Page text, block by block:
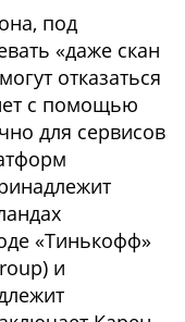
под
«даже скан
отказаться
с помощью
для сервисов
«Тинькофф»
и